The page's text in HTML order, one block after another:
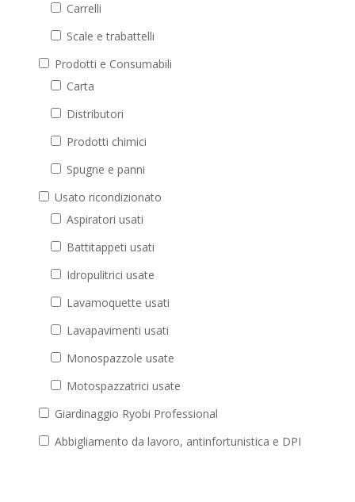
Carrelli
Scale e trabattelli
Prodotti e Consumabili
Carta
Distributori
Prodotti chimici
Spugne e panni
Usato ricondizionato
Aspiratori usati
Battitappeti usati
Idropulitrici usate
Lavamoquette usati
Lavapavimenti usati
Monospazzole usate
Motospazzatrici usate
Giardinaggio Ryobi Professional
Abbigliamento da lavoro, antinfortunistica e DPI